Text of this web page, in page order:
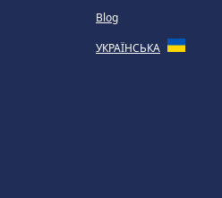
Blog
УКРАЇНСЬКА